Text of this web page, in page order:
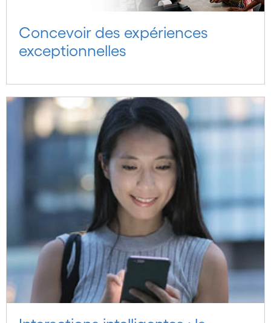
Concevoir des expériences
exceptionnelles